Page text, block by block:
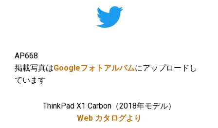
AP668
掲載写真はGoogleフォトアルバムにアップロードし
ています
ThinkPad X1 Carbon（2018年モデル）
Web カタログより